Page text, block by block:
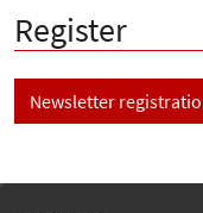
Register
Newsletter